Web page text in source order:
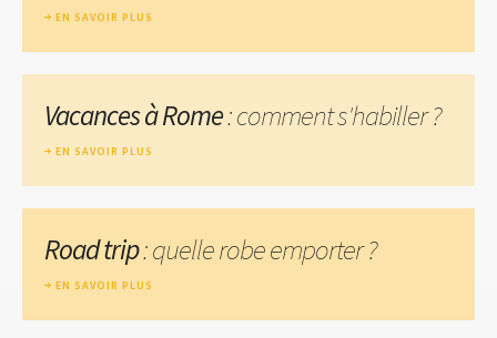
EN SAVOIR PLUS
Vacances à Rome: comment s'habiller ?
EN SAVOIR PLUS
Road trip: quelle robe emporter ?
EN SAVOIR PLUS